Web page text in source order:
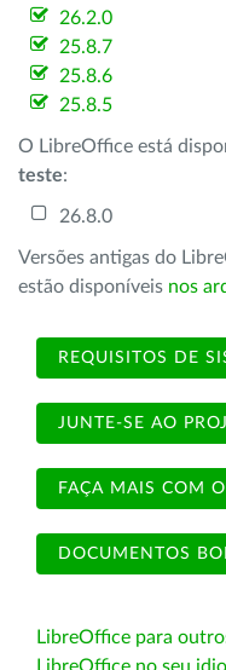
26.2.0
25.8.7
25.8.6
25.8.5
O LibreOffice está
teste:
26.8.0
Versões antigas do
estão disponíveis nos
REQUISITOS DE
JUNTE-SE AO
FAÇA MAIS COM
DOCUMENTOS
LibreOffice para